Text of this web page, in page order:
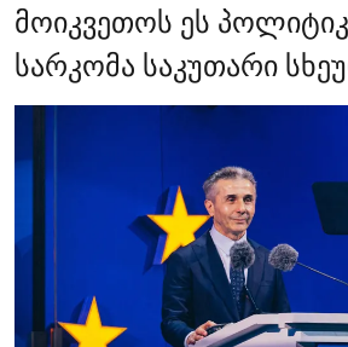
მოიკვეთოს ეს
სარკომა საკუთარი